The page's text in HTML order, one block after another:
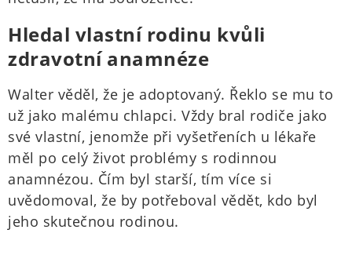
Hledal vlastní rodinu kvůli
zdravotní anamnéze
Walter věděl, že je adoptovaný. Řeklo se mu to
už jako malému chlapci. Vždy bral rodiče jako
své vlastní, jenomže při vyšetřeních u lékaře
měl po celý život problémy s rodinnou
anamnézou. Čím byl starší, tím více si
uvědomoval, že by potřeboval vědět, kdo byl
jeho skutečnou rodinou.